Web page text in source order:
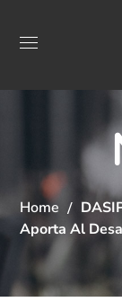
Home
Aporta Al